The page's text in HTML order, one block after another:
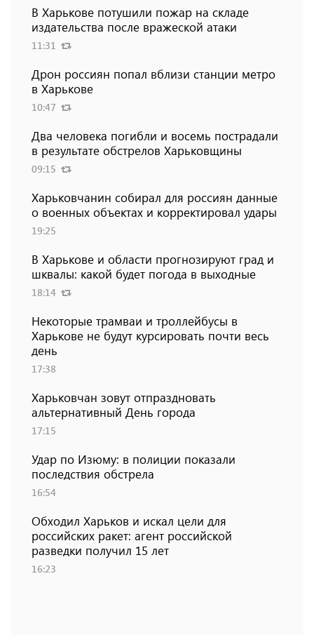
В Харькове потушили пожар на складе
издательства после вражеской атаки
11:31
Дрон россиян попал вблизи станции метро
в Харькове
10:47
Два человека погибли и восемь пострадали
в результате обстрелов Харьковщины
09:15
Харьковчанин собирал для россиян данные
о военных объектах и ​​корректировал удары
19:25
В Харькове и области прогнозируют град и
шквалы: какой будет погода в выходные
18:14
Некоторые трамваи и троллейбусы в
Харькове не будут курсировать почти весь
день
17:38
Харьковчан зовут отпраздновать
альтернативный День города
17:15
Удар по Изюму: в полиции показали
последствия обстрела
16:54
Обходил Харьков и искал цели для
российских ракет: агент российской
разведки получил 15 лет
16:23